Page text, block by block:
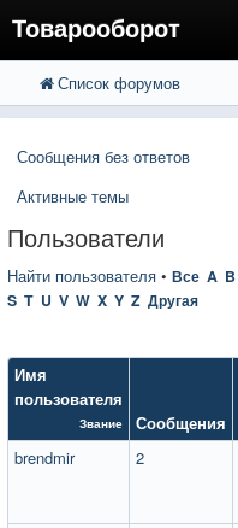
Товарооборот
FAQ
Вход
Расширенный поиск
Список форумов
Сообщения без ответов
Активные темы
Пользователи
Найти пользователя • Все A B
S T U V W X Y Z Другая
Имя
пользователя
Звание Сообщения
brendmir
2